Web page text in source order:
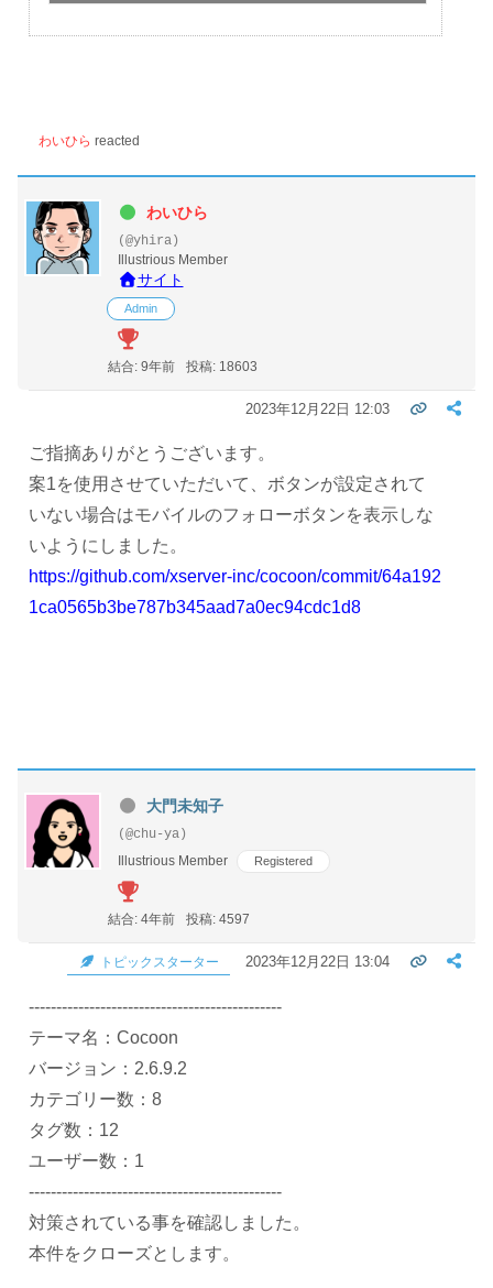
わいひら reacted
わいひら
(@yhira)
Illustrious Member
サイト
Admin
結合: 9年前 投稿: 18603
2023年12月22日 12:03
ご指摘ありがとうございます。
案1を使用させていただいて、ボタンが設定されて
いない場合はモバイルのフォローボタンを表示しな
いようにしました。
https://github.com/xserver-inc/cocoon/commit/64a192
1ca0565b3be787b345aad7a0ec94cdc1d8
大門未知子
(@chu-ya)
Illustrious Member
Registered
結合: 4年前 投稿: 4597
トピックスターター 2023年12月22日 13:04
----------------------------------------------
テーマ名：Cocoon
バージョン：2.6.9.2
カテゴリー数：8
タグ数：12
ユーザー数：1
----------------------------------------------
対策されている事を確認しました。
本件をクローズとします。